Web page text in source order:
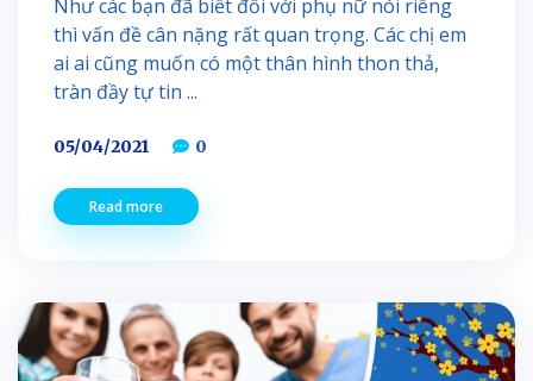
Như các bạn đã biết đối với phụ nữ nói riêng
thì vấn đề cân nặng rất quan trọng. Các chị em
ai ai cũng muốn có một thân hình thon thả,
tràn đầy tự tin ...
05/04/2021 0
Read more